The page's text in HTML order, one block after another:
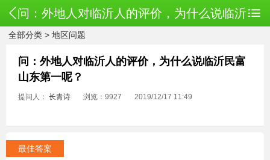
问：外地人对临沂人的评价，为什么说临沂
全部分类 > 地区问题
问：外地人对临沂人的评价，为什么说临沂民富
山东第一呢？
提问人： 长青诗 浏览：9927 2019/12/17 11:49
最佳答案